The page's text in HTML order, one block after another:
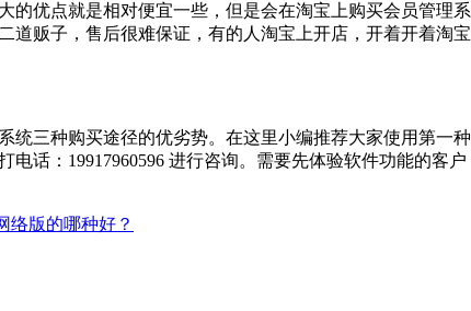
的优点就是相对便宜一些，但是会在淘宝上购买会员管理
道贩子，售后很难保证，有的人淘宝上开店，开着开着淘
统三种购买途径的优劣势。在这里小编推荐大家使用第一
话：19917960596 进行咨询。需要先体验软件功能的客户
络版的哪种好？